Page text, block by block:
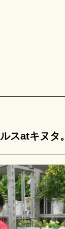
スatキヌタ。